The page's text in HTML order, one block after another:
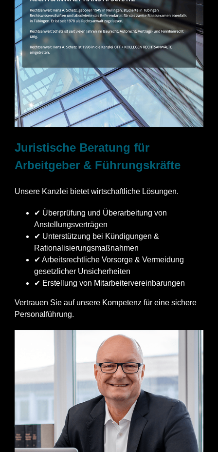
Juristische Beratung für
Arbeitgeber & Führungskräfte
Unsere Kanzlei bietet wirtschaftliche Lösungen.
✔ Überprüfung und Überarbeitung von
Anstellungsverträgen
✔ Unterstützung bei Kündigungen &
Rationalisierungsmaßnahmen
✔ Arbeitsrechtliche Vorsorge & Vermeidung
gesetzlicher Unsicherheiten
✔ Erstellung von Mitarbeitervereinbarungen
Vertrauen Sie auf unsere Kompetenz für eine sichere
Personalführung.